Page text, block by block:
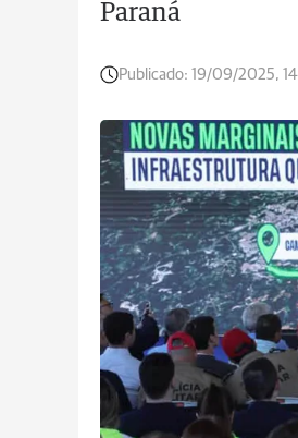
Paraná
Publicado: 19/09/2025,